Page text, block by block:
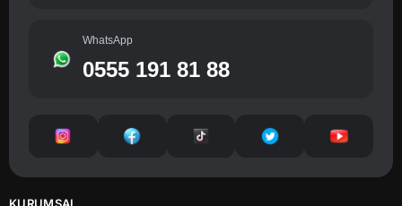
WhatsApp
0555 191 81 88
KURUMSAL